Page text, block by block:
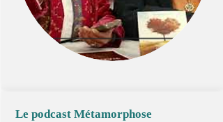
Le podcast Métamorphose